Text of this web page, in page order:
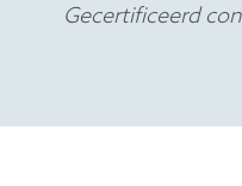
Gecertificeerd